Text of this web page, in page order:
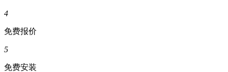
4
免费报价
5
免费安装